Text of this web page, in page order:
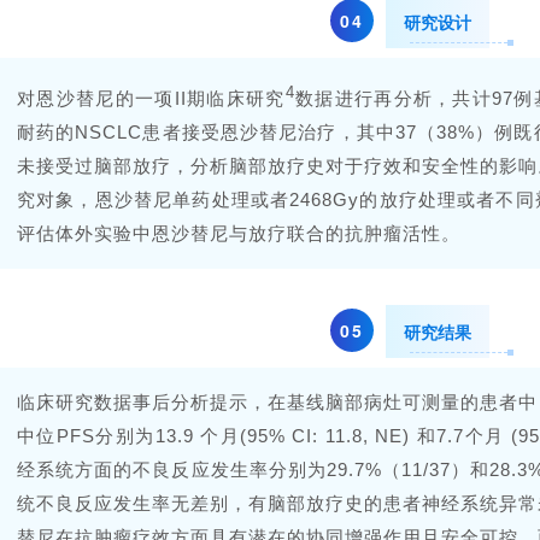
04 研究设计
对恩沙替尼的一项II期临床研究4数据进行再分析，共计97
耐药的NSCLC患者接受恩沙替尼治疗，其中37（38%）例
未接受过脑部放疗，分析脑部放疗史对于疗效和安全性的影
究对象，恩沙替尼单药处理或者2468Gy的放疗处理或者不
评估体外实验中恩沙替尼与放疗联合的抗肿瘤活性。
05 研究结果
临床研究数据事后分析提示，在基线脑部病灶可测量的患者
中位PFS分别为13.9 个月(95% CI: 11.8, NE) 和7.7个月
经系统方面的不良反应发生率分别为29.7%（11/37）和
统不良反应发生率无差别，有脑部放疗史的患者神经系统异